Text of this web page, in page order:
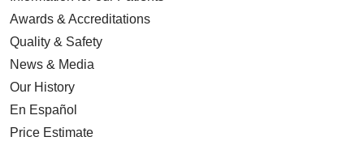
Awards & Accreditations
Quality & Safety
News & Media
Our History
En Español
Price Estimate